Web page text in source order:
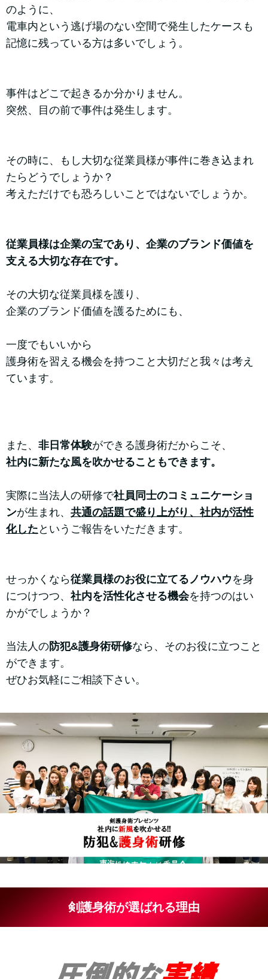
のように、
電車内という逃げ場のない空間で発生したケースも
記憶に残っている方は多いでしょう。
事件はどこで起きるか分かりません。
突然、目の前で事件は発生します。
その時に、もし大切な従業員様が事件に巻き込まれ
たらどうでしょうか？
考えただけでも恐ろしいことではないでしょうか。
従業員様は企業の宝であり、企業のブランド価値を
支える大切な存在です。
その大切な従業員様を護り、
企業のブランド価値を護るためにも、
一度でもいいから
護身術を習える機会を持つこと大切だと我々は考え
ています。
また、 非日常体験ができる護身術だからこそ、
社内に新たな風を吹かせることもできます。
実際に当法人の研修で社員同士のコミュニケーショ
ンが生まれ、 共通の話題で盛り上がり、社内が活性
化した というご報告をいただきます。
せっかくなら従業員様のお役に立てるノウハウを身
につけつつ、 社内を活性化させる機会を持つのはい
かがでしょうか？
当法人の防犯&護身術研修なら、そのお役に立つこと
ができます。
ぜひお気軽にご相談下さい。
剣護身術が選ばれる理由